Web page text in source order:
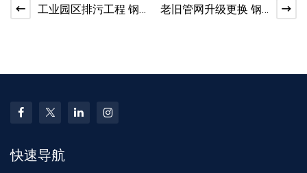
工业园区排污工程 钢
老旧管网升级更换 钢
快速导航